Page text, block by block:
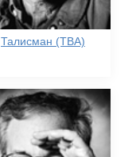
Талисман (TBA)